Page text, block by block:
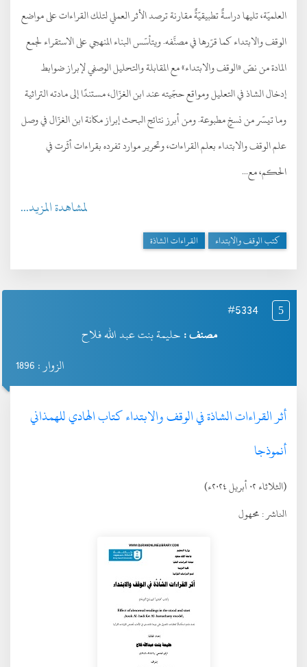
العلميّة، تليها دراسةٌ تطبيقيّةٌ مقارنة ترصد الأثر العملي لتلك القراءات على مواضع
الوقف والابتداء كما قرّرها في مصنَّفه. ويتأسّس البناء المنهجي على الاستقراء لجمع
المادة من نصّ «الوقف والابتداء» مع المقابلة والتحليل الوصفي لإبراز ضوابط
إدخال الشاذ في التعليل ومواقع حجّيته عند ابن الغزّال، مستندًا إلى مادته التراثية
وما تيسّر من نسخٍ مطبوعة. ومن أبرز نتائج البحث إبراز مكانة ابن الغزّال في وصل
علم الوقف والابتداء بعلم القراءات، وتحرير موارد تفرده بقراءات أثّرت في
الحكم، مع...
لمشاهدة المزيد...
كتب الوقف والابتداء القراءات الشاذة
5
#5334
مصنف : حليمة بنت عبد الله فلاح
الزوار : 1896
أثر القراءات الشاذة في الوقف والابتداء كتاب الهادي للهمذاني
أنموذجا
(الثلاثاء ٠٢ أبريل ٢٠٢٤ء)
الناشر :محهول